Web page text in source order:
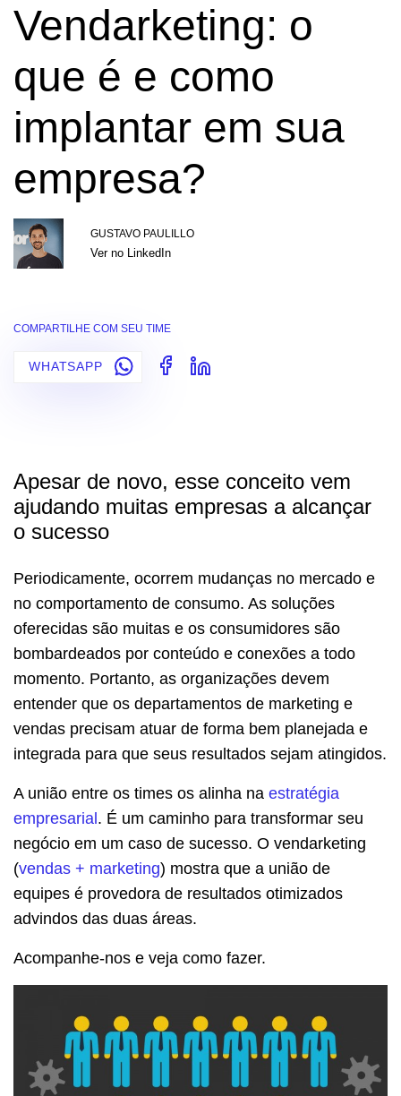
Vendarketing: o
que é e como
implantar em sua
empresa?
GUSTAVO PAULILLO
Ver no LinkedIn
COMPARTILHE COM SEU TIME
WHATSAPP
Apesar de novo, esse conceito vem
ajudando muitas empresas a alcançar
o sucesso
Periodicamente, ocorrem mudanças no mercado e
no comportamento de consumo. As soluções
oferecidas são muitas e os consumidores são
bombardeados por conteúdo e conexões a todo
momento. Portanto, as organizações devem
entender que os departamentos de marketing e
vendas precisam atuar de forma bem planejada e
integrada para que seus resultados sejam atingidos.
A união entre os times os alinha na estratégia
empresarial. É um caminho para transformar seu
negócio em um caso de sucesso. O vendarketing
(vendas + marketing) mostra que a união de
equipes é provedora de resultados otimizados
advindos das duas áreas.
Acompanhe-nos e veja como fazer.